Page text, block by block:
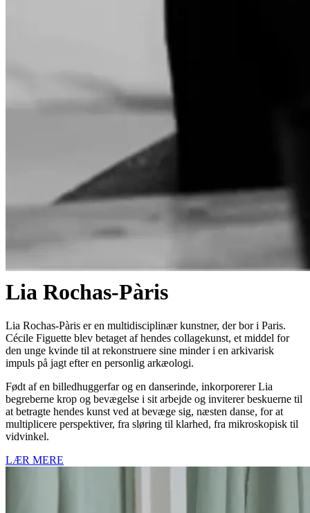
Lia Rochas-Pàris
Lia Rochas-Pàris er en multidisciplinær kunstner, der bor i Paris.
Cécile Figuette blev betaget af hendes collagekunst, et middel for
den unge kvinde til at rekonstruere sine minder i en arkivarisk
impuls på jagt efter en personlig arkæologi.
Født af en billedhuggerfar og en danserinde, inkorporerer Lia
begreberne krop og bevægelse i sit arbejde og inviterer beskuerne til
at betragte hendes kunst ved at bevæge sig, næsten danse, for at
multiplicere perspektiver, fra sløring til klarhed, fra mikroskopisk til
vidvinkel.
LÆR MERE